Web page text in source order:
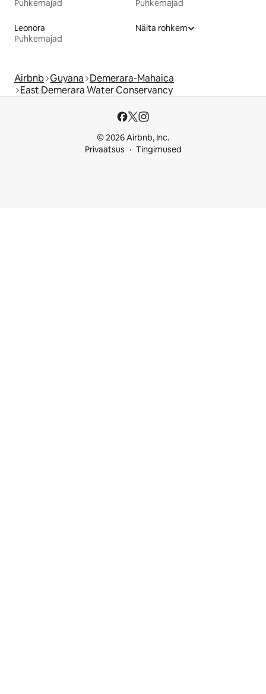
Puhkemajad Puhkemajad
Leonora
Puhkemajad
Näita rohkem
Airbnb Guyana Demerara-Mahaica
East Demerara Water Conservancy
© 2026 Airbnb, Inc.
Privaatsus
Tingimused